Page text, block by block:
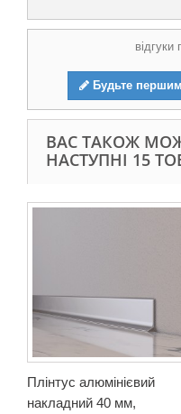
відгуки
Будьте
ВАС ТАКОЖ
НАСТУПНІ 15
Плінтус алюмінієвий
накладний 40 мм,